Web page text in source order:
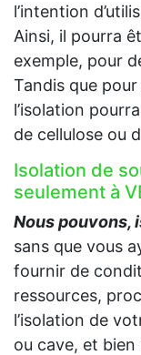
l’intention
Ainsi, il pourra
exemple, pour
Tandis que
l’isolation
de cellulose ou
Isolation de
seulement à
Nous pouvons,
sans que vous
fournir de
ressources,
l’isolation de
ou cave, et bien